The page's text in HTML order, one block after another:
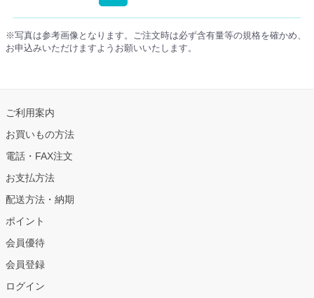
※写真は参考画像となります。ご注文時は必ず含有量等の規格を確かめ、
お申込みいただけますようお願いいたします。
ご利用案内
お買いもの方法
電話・FAX注文
お支払方法
配送方法・納期
ポイント
会員優待
会員登録
ログイン